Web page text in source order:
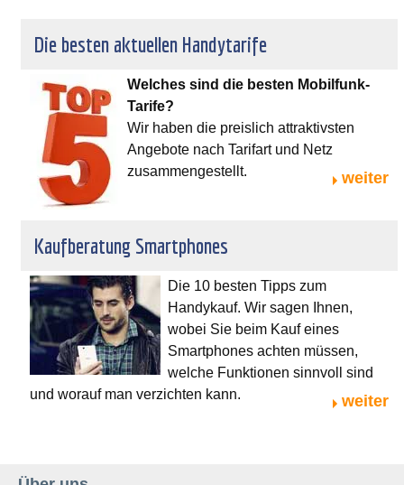
Die besten aktuellen Handytarife
Welches sind die besten Mobilfunk-
Tarife?
Wir haben die preislich attraktivsten
Angebote nach Tarifart und Netz
zusammengestellt.
weiter
Kaufberatung Smartphones
Die 10 besten Tipps zum
Handykauf. Wir sagen Ihnen,
wobei Sie beim Kauf eines
Smartphones achten müssen,
welche Funktionen sinnvoll sind
und worauf man verzichten kann.
weiter